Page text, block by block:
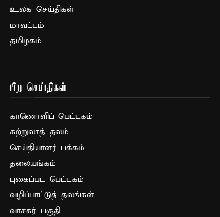
உலக செய்திகள்
மாவட்டம்
தமிழகம்
பிற செய்திகள்
காணொளிப் பெட்டகம்
சுற்றுலாத் தலம்
செய்தியாளர் பக்கம்
தலையங்கம்
புகைப்பட பெட்டகம்
வழிப்பாட்டுத் தலங்கள்
வாசகர் பகுதி